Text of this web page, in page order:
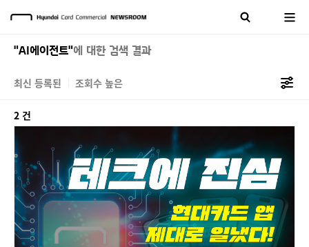
"AI에이전트"에 대한 검색 결과
최신 등록된 조회수 높은
2 건